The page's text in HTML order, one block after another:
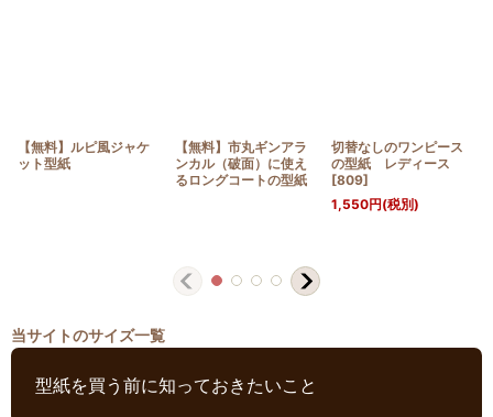
【無料】ルピ風ジャケ
ット型紙
【無料】市丸ギンアラ
ンカル（破面）に使え
るロングコートの型紙
切替なしのワンピース
の型紙 レディース
[809]
1,550円(税別)
当サイトのサイズ一覧
型紙を買う前に知っておきたいこと